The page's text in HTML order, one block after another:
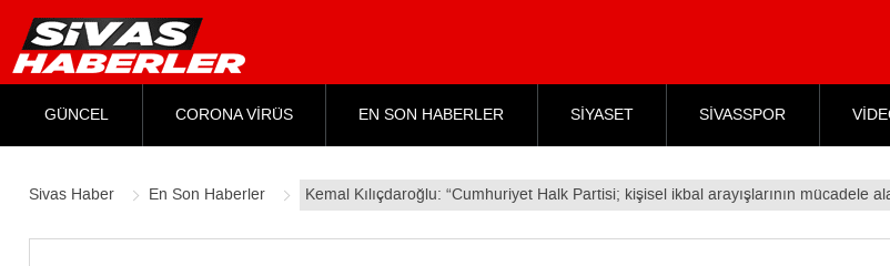
GÜNCEL CORONA VİRÜS EN SON HABERLER SİYASET SİVASSPOR
Sivas Haber En Son Haberler Kemal Kılıçdaroğlu: “Cumhuriyet Halk Partisi; kişisel ikbal arayışlarının mücadele